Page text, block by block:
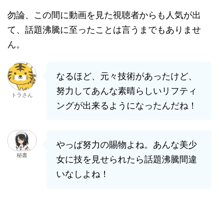
勿論、この間に動画を見た視聴者からも人気が出
て、話題沸騰に至ったことは言うまでもありませ
ん。
トラさん
なるほど、元々技術があったけど、
努力してあんな素晴らしいリフティ
ングが出来るようになったんだね！
秘書
やっぱ努力の賜物よね。あんな美少
女に技を見せられたら話題沸騰間違
いなしよね！